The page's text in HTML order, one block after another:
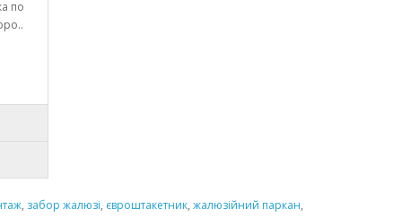
по
, забор жалюзі, євроштакетник, жалюзійний паркан,